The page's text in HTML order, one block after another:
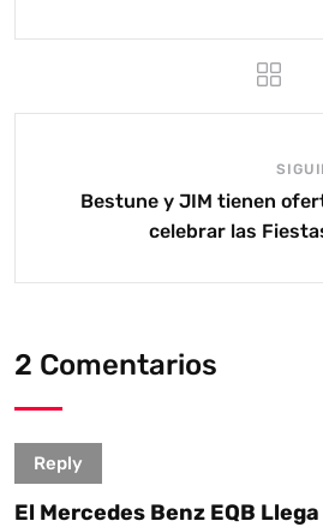
Bestune y JIM tienen
celebrar las
2 Comentarios
Reply
El Mercedes Benz EQB